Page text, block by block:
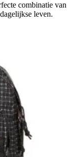
combinatie van
leven.